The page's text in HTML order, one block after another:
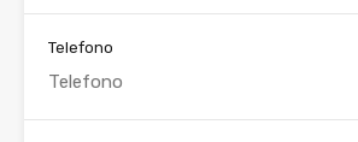
Telefono